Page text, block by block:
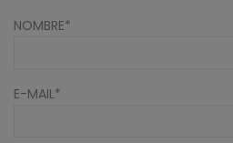
NOMBRE*
E-MAIL*